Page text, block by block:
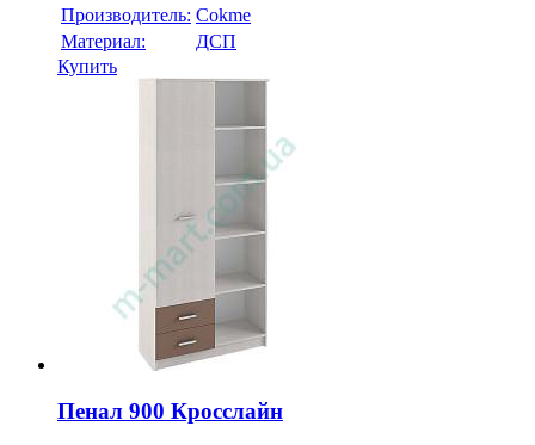
Производитель: Cokme
Материал:
ДСП
Купить
Пенал 900 Кросслайн